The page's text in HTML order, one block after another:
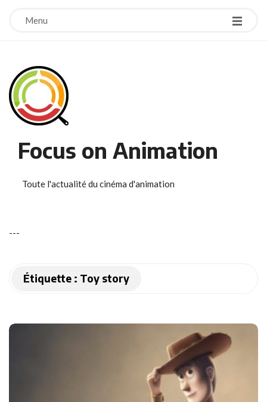
Menu
Focus on Animation
Toute l'actualité du cinéma d'animation
---
Étiquette : Toy story